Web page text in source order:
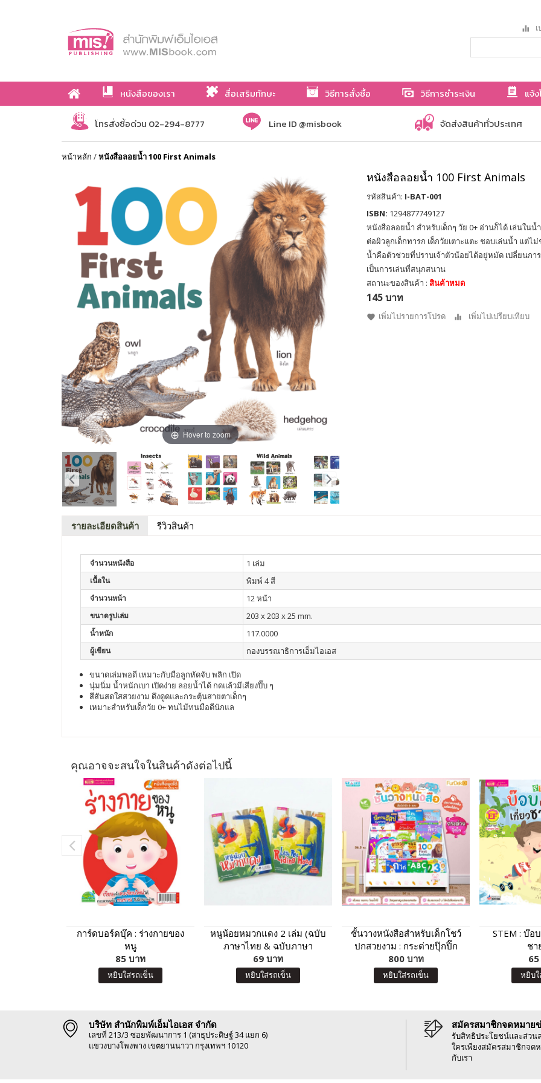
หนังสือของเรา สื่อเสริมทักษะ วิธีการสั่งซื้อ วิธีการชำระเงิน แจ้
เกี่ยวกับเรา
โทรสั่งซื้อด่วน 02-294-8777 Line ID @misbook จัดส่งสินค้าทั่วประเทศ
หน้าหลัก /หนังสือลอยน้ำ 100 First Animals
Hover to zoom
หนังสือลอยน้ำ 100 First Animals
รหัสสินค้า: I-BAT-001
ISBN: 1294877749127
หนังสือลอยน้ำ สำหรับเด็กๆ วัย 0+ อ่านก็ได้ เล่นใน
ต่อผิวลูกเด็กทารก เด็กวัยเตาะแตะ ชอบเล่นน้ำ แต่
น้ำคือตัวช่วยที่ปราบเจ้าตัวน้อยได้อยู่หมัด เปลี่ยนกา
เป็นการเล่นที่สนุกสนาน
สถานะของสินค้า : สินค้าหมด
145 บาท
เพิ่มไปรายการโปรด เพิ่มไปเปรียบเทียบ
รายละเอียดสินค้า รีวิวสินค้า
จำนวนหนังสือ 1 เล่ม
เนื้อใน พิมพ์ 4 สี
จำนวนหน้า 12 หน้า
ขนาดรูปเล่ม 203 x 203 x 25 mm.
น้ำหนัก 117.0000
ผู้เขียน กองบรรณาธิการเอ็มไอเอส
ขนาดเล่มพอดี เหมาะกับมือลูกหัดจับพลิก เปิด
นุ่มนิ่ม น้ำหนักเบา เปิดง่าย ลอยน้ำได้ กดแล้วมีเสียงปิ๊บ ๆ
สีสันสดใสสวยงาม ดึงดูดและกระตุ้นสายตาเด็กๆ
เหมาะสำหรับเด็กวัย 0+ทนไม้ทนมือดีนักแล
คุณอาจจะสนใจในสินค้าดังต่อไปนี้
การ์ดบอร์ดบุ๊ค : ร่างกายของ
หนู
85 บาท
หยิบใส่รถเข็น
หนูน้อยหมวกแดง 2 เล่ม (ฉบับ
ภาษาไทย & ฉบับภาษา
อังกฤษ)
69 บาท
หยิบใส่รถเข็น
ชั้นวางหนังสือสำหรับเด็กโชว์
ปกสวยงาม : กระต่ายปุ๊กปิ๊ก
800 บาท
หยิบใส่รถเข็น
STEM : บ๊อ
ชา
หยิบใ
บริษัท สำนักพิมพ์เอ็มไอเอส จำกัด
เลขที่ 213/3 ซอยพัฒนาการ 1 (สาธุประดิษฐ์ 34 แยก 6)
แขวงบางโพงพาง เขตยานนาวา กรุงเทพฯ 10120
สมัครสมาชิกจดหมาย
รับสิทธิประโยชน์และส่วน
ใครเพียงสมัครสมาชิกจด
กับเรา